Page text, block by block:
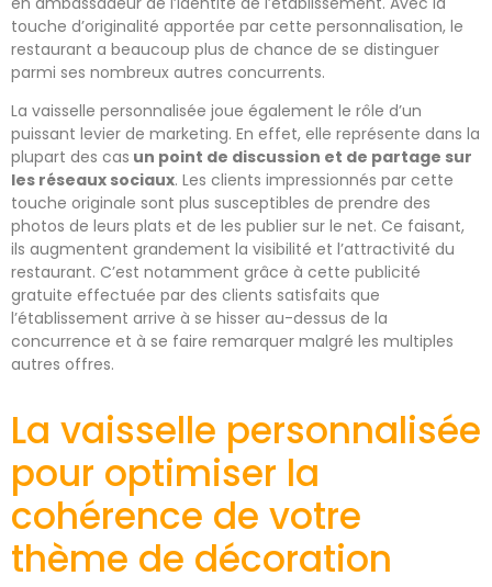
touche d’originalité apportée par cette personnalisation, le
restaurant a beaucoup plus de chance de se distinguer
parmi ses nombreux autres concurrents.
La vaisselle personnalisée joue également le rôle d’un
puissant levier de marketing. En effet, elle représente dans la
plupart des cas un point de discussion et de partage sur
les réseaux sociaux. Les clients impressionnés par cette
touche originale sont plus susceptibles de prendre des
photos de leurs plats et de les publier sur le net. Ce faisant,
ils augmentent grandement la visibilité et l’attractivité du
restaurant. C’est notamment grâce à cette publicité
gratuite effectuée par des clients satisfaits que
l’établissement arrive à se hisser au-dessus de la
concurrence et à se faire remarquer malgré les multiples
autres offres.
La vaisselle personnalisée
pour optimiser la
cohérence de votre
thème de décoration